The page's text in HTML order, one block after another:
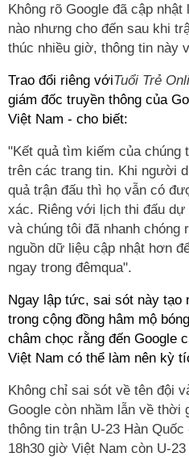
Không rõ Google đã cập
nào nhưng cho đến sau khi
thúc nhiều giờ, thông tin này
Trao đổi riêng vớiTuổi Trẻ
giám đốc truyền thông của
Việt Nam - cho biết:
"Kết quả tìm kiếm của chúng
trên các trang tin. Khi người
quả trận đấu thì họ vẫn có
xác. Riêng với lịch thi đấu
và chúng tôi đã nhanh chóng
nguồn dữ liệu cập nhật hơn
ngay trong đêmqua".
Ngay lập tức, sai sót này tạo
trong cộng đồng hâm mộ
châm chọc rằng đến Google
Việt Nam có thể làm nên kỳ
Không chỉ sai sót về tên đội
Google còn nhầm lẫn về thời
thông tin trận U-23 Hàn
18h30 giờ Việt Nam còn U-